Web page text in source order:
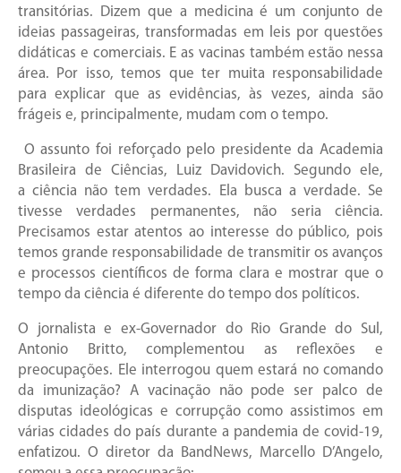
transitórias. Dizem que a medicina é um conjunto de
ideias passageiras, transformadas em leis por questões
didáticas e comerciais. E as vacinas também estão nessa
área. Por isso, temos que ter muita responsabilidade
para explicar que as evidências, às vezes, ainda são
frágeis e, principalmente, mudam com o tempo.
O assunto foi reforçado pelo presidente da Academia
Brasileira de Ciências, Luiz Davidovich. Segundo ele,
a ciência não tem verdades. Ela busca a verdade. Se
tivesse verdades permanentes, não seria ciência.
Precisamos estar atentos ao interesse do público, pois
temos grande responsabilidade de transmitir os avanços
e processos científicos de forma clara e mostrar que o
tempo da ciência é diferente do tempo dos políticos.
O jornalista e ex-Governador do Rio Grande do Sul,
Antonio Britto, complementou as reflexões e
preocupações. Ele interrogou quem estará no comando
da imunização? A vacinação não pode ser palco de
disputas ideológicas e corrupção como assistimos em
várias cidades do país durante a pandemia de covid-19,
enfatizou. O diretor da BandNews, Marcello D’Angelo,